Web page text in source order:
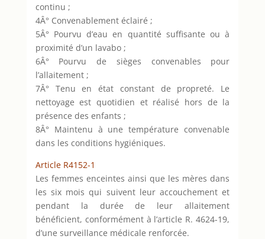
continu ;
4Â° Convenablement éclairé ;
5Â° Pourvu d’eau en quantité suffisante ou à
proximité d’un lavabo ;
6Â° Pourvu de sièges convenables pour
l’allaitement ;
7Â° Tenu en état constant de propreté. Le
nettoyage est quotidien et réalisé hors de la
présence des enfants ;
8Â° Maintenu à une température convenable
dans les conditions hygiéniques.
Article R4152-1
Les femmes enceintes ainsi que les mères dans
les six mois qui suivent leur accouchement et
pendant la durée de leur allaitement
bénéficient, conformément à l’article R. 4624-19,
d’une surveillance médicale renforcée.